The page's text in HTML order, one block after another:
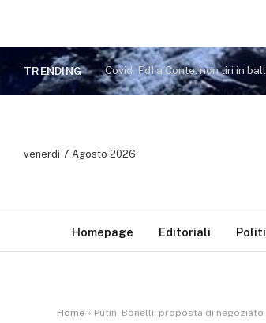
TRENDING Covid. Ciancitto (FdI): Zambito
venerdì 7 Agosto 2026
Homepage Editoriali
Home » Putin, Bonelli: proposta di